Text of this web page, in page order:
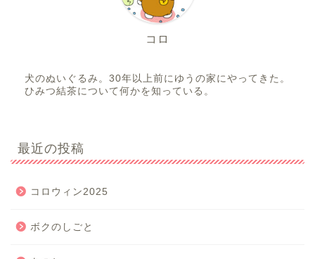
コロ
犬のぬいぐるみ。30年以上前にゆうの家にやってきた。
ひみつ結茶について何かを知っている。
最近の投稿
コロウィン2025
ボクのしごと